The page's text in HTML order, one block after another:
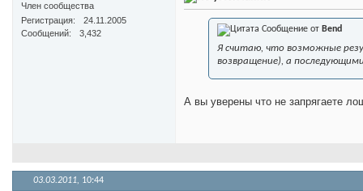
Член сообщества
Регистрация
24.11.2005
Сообщений
3,432 Сообщение от Bend
Я считаю, что возможные
возвращение), а
А вы уверены что не запрягаете
03.03.2011, 10:44